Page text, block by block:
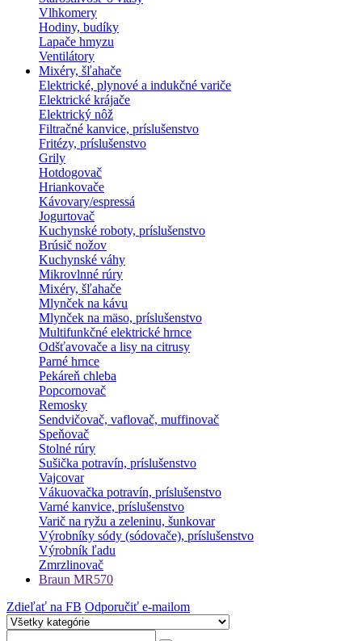
Vlhkomery
Hodiny, budíky
Lapače hmyzu
Ventilátory
Mixéry, šľahače
Elektrické, plynové a indukčné variče
Elektrické krájače
Elektrický nôž
Filtračné kanvice, príslušenstvo
Fritézy, príslušenstvo
Grily
Hotdogovač
Hriankovače
Kávovary/espressá
Jogurtovač
Kuchynské roboty, príslušenstvo
Brúsič nožov
Kuchynské váhy
Mikrovlnné rúry
Mixéry, šľahače
Mlynček na kávu
Mlynček na mäso, príslušenstvo
Multifunkčné elektrické hrnce
Odšťavovače a lisy na citrusy
Parné hrnce
Pekáreň chleba
Popcornovač
Remosky
Sendvičovač, vaflovač, muffinovač
Speňovač
Stolné rúry
Sušička potravín, príslušenstvo
Vajcovar
Vákuovačka potravín, príslušenstvo
Varné kanvice, príslušenstvo
Varič na ryžu a zeleninu, šunkovar
Výrobníky sódy (sódovače), príslušenstvo
Výrobník ľadu
Zmrzlinovač
Braun MR570
Zdieľať na FB Odporučiť e-mailom